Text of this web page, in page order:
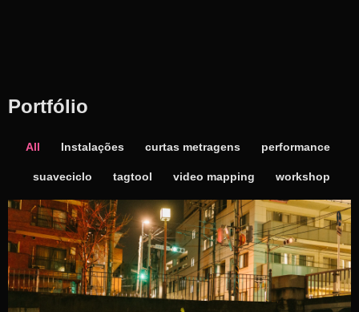
Portfólio
All Instalações curtas metragens performance
suaveciclo tagtool video mapping workshop